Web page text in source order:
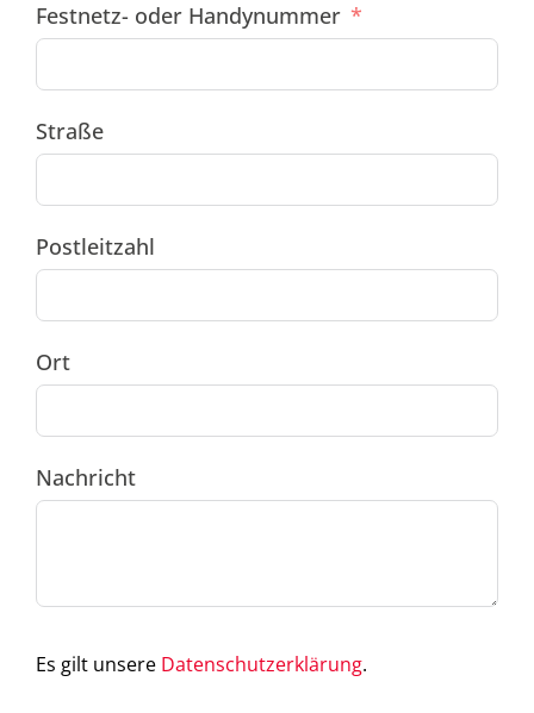
Festnetz- oder Handynummer
Straße
Postleitzahl
Ort
Nachricht
Es gilt unsere Datenschutzerklärung.